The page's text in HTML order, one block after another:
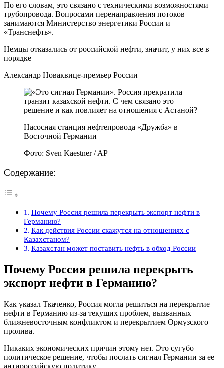
По его словам, это связано с техническими возможностями
трубопровода. Вопросами перенаправления потоков
занимаются Министерство энергетики России и
«Транснефть».
Немцы отказались от российской нефти, значит, у них все в
порядке
Александр Новаквице-премьер России
Насосная станция нефтепровода «Дружба» в
Восточной Германии
Фото: Sven Kaestner / AP
Содержание:
Почему Россия решила перекрыть экспорт нефти в
Германию?
Как действия России скажутся на отношениях с
Казахстаном?
Казахстан может поставить нефть в обход России
Почему Россия решила перекрыть
экспорт нефти в Германию?
Как указал Ткаченко, Россия могла решиться на перекрытие
нефти в Германию из-за текущих проблем, вызванных
ближневосточным конфликтом и перекрытием Ормузского
пролива.
Никаких экономических причин этому нет. Это сугубо
политическое решение, чтобы послать сигнал Германии за ее
антироссийскую политику